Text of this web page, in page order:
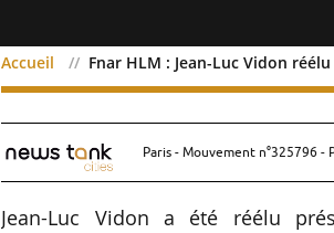
Accueil Fnar HLM : Jean-Luc Vidon
Fnar HLM : Jean-Luc
Paris - Mouvement n°325796 -
Jean-Luc Vidon a été réélu